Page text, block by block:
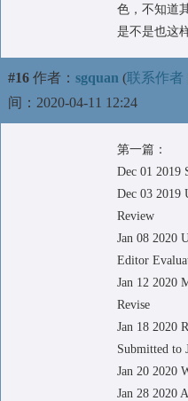
色，不知道
是不是也这样
#16 作者： sgquan (联系作者
间：2020-04-11 12:24
第一篇：
Dec 01 2019
Dec 03 2019
Review
Jan 08 2020
Editor
Jan 12 2020
Revise
Jan 18 2020
Submitted to
Jan 20 2020
Jan 28 2020